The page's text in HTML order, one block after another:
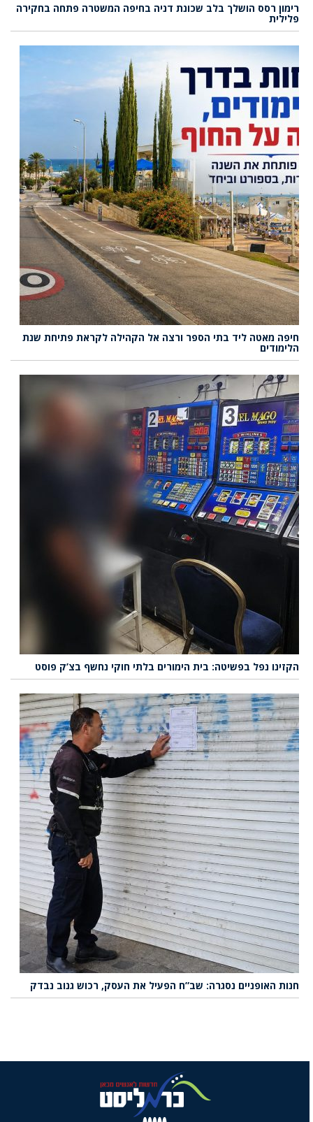
רימון רסס הושלך בלב שכונת דניה בחיפה המשטרה פתחה בחקירה
פלילית
חיפה מאטה ליד בתי הספר ורצה אל הקהילה לקראת פתיחת שנת
הלימודים
הקזינו נפל בפשיטה: בית הימורים בלתי חוקי נחשף בצ’ק פוסט
חנות האופניים נסגרה: שב”ח הפעיל את העסק, רכוש גנוב נבדק